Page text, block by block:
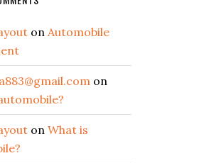
on Automobile
on
on What is